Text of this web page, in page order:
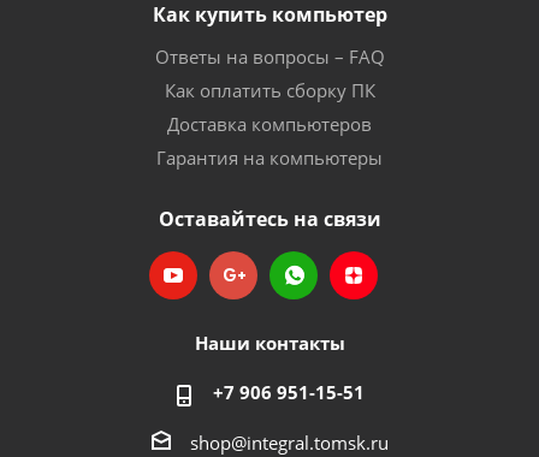
Как купить компьютер
Ответы на вопросы – FAQ
Как оплатить сборку ПК
Доставка компьютеров
Гарантия на компьютеры
Оставайтесь на связи
Наши контакты
+7 906 951-15-51
shop@integral.tomsk.ru